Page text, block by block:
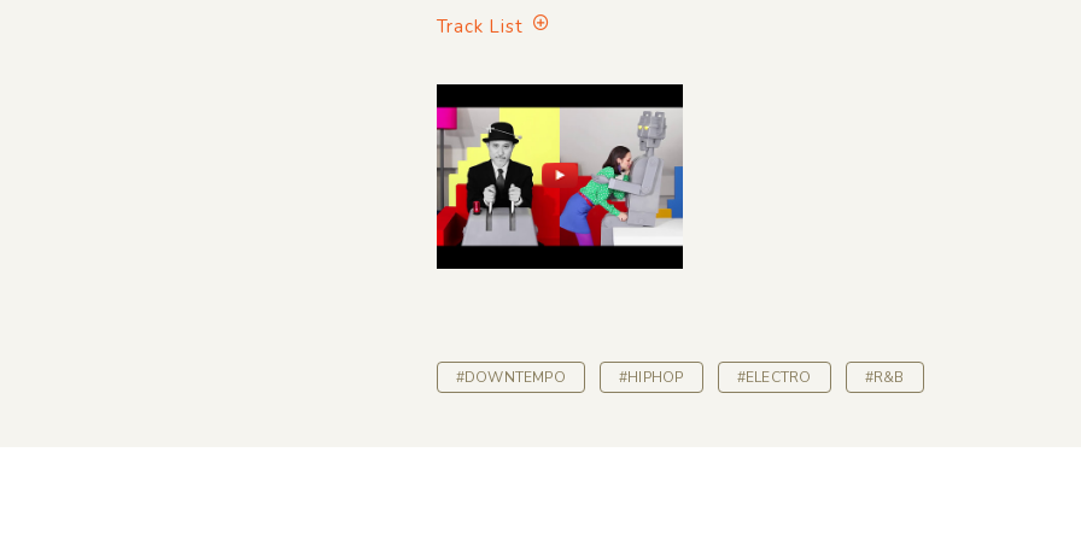
Track List
#DOWNTEMPO #HIPHOP #ELECTRO #R&B